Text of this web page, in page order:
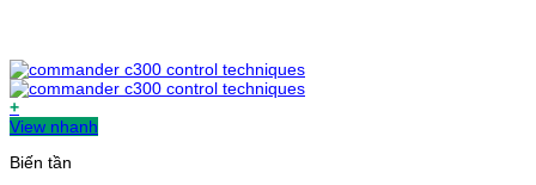
+
View nhanh
Biến tần